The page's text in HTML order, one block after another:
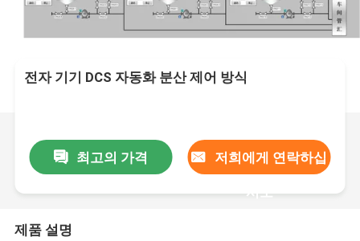
전자 기기 DCS 자동화 분산 제어 방식
최고의 가격 저희에게 연락하십
시오
제품 설명